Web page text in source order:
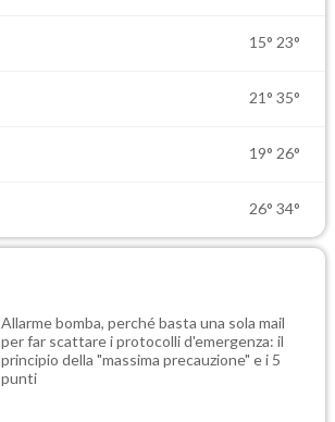
15° 23°
21° 35°
19° 26°
26° 34°
Allarme bomba, perché basta una sola mail
per far scattare i protocolli d'emergenza: il
principio della "massima precauzione" e i 5
punti